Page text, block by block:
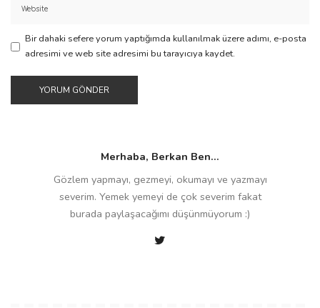
Bir dahaki sefere yorum yaptığımda kullanılmak üzere adımı, e-posta
adresimi ve web site adresimi bu tarayıcıya kaydet.
Merhaba, Berkan Ben...
Gözlem yapmayı, gezmeyi, okumayı ve yazmayı
severim. Yemek yemeyi de çok severim fakat
burada paylaşacağımı düşünmüyorum :)